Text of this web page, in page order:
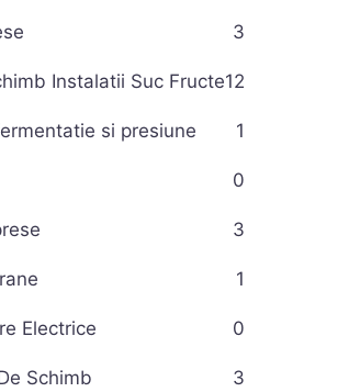
3
Instalatii Suc Fructe12
si presiune 1
0
3
1
Electrice 0
Schimb 3